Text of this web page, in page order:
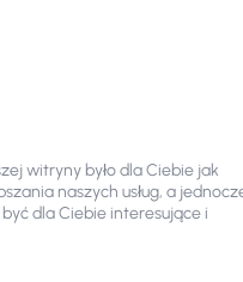
witryny było dla Ciebie jak
naszych usług, a
dla Ciebie interesujące i